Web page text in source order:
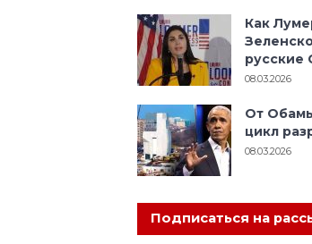
Как
русские
08.03.2026
От
цикл
08.03.2026
Подписаться на